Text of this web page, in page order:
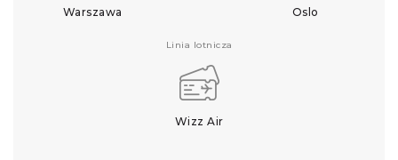
Warszawa Oslo
Linia lotnicza
Wizz Air